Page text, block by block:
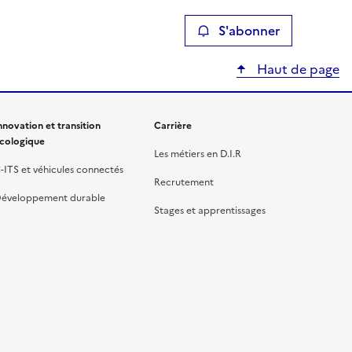
S'abonner
Haut de page
et transition
ITS et véhicules connectés
durable
Carrière
Les métiers en D.I.R
Recrutement
Stages et apprentissages